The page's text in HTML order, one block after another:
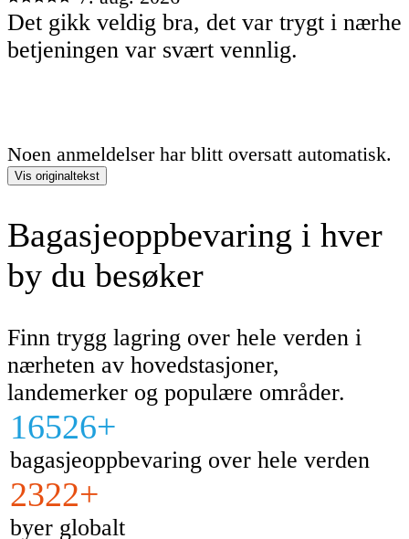
Det gikk veldig bra, det var trygt i
betjeningen var svært vennlig.
Noen anmeldelser har blitt oversatt automatisk.
Vis originaltekst
Bagasjeoppbevaring i hver
by du besøker
Finn trygg lagring over hele verden i
nærheten av hovedstasjoner,
landemerker og populære områder.
16526+
bagasjeoppbevaring over hele verden
2322+
byer globalt